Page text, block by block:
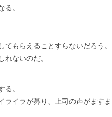
。
もらえることすらないだろう。
ないのだ。
。
ライラが募り、上司の声がますま